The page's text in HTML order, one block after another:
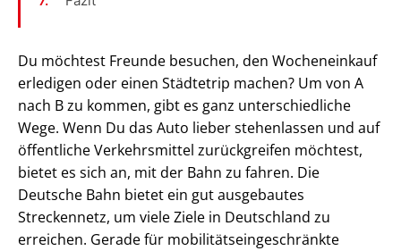
Du möchtest Freunde besuchen, den Wocheneinkauf
erledigen oder einen Städtetrip machen? Um von A
nach B zu kommen, gibt es ganz unterschiedliche
Wege. Wenn Du das Auto lieber stehenlassen und auf
öffentliche Verkehrsmittel zurückgreifen möchtest,
bietet es sich an, mit der Bahn zu fahren. Die
Deutsche Bahn bietet ein gut ausgebautes
Streckennetz, um viele Ziele in Deutschland zu
erreichen. Gerade für mobilitätseingeschränkte